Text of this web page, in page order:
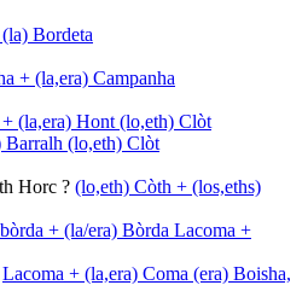
Bordeta
+ (la,era) Campanha
(la,era) Hont (lo,eth) Clòt
Barralh (lo,eth) Clòt
Horc ? (lo,eth) Còth + (los,eths)
+ (la/era) Bòrda Lacoma +
Lacoma + (la,era) Coma (era) Boisha,